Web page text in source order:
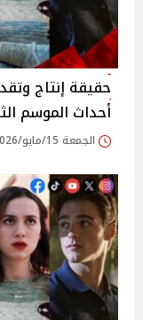
أحداث الموسم
الجمعة 15/مايو/2026 - 07:23 م